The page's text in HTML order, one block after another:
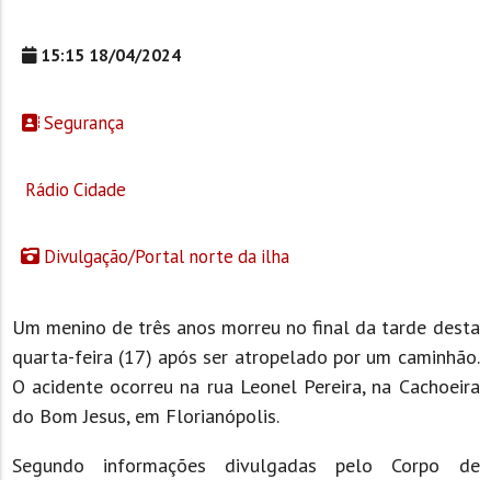
15:15 18/04/2024
Segurança
Rádio Cidade
Divulgação/Portal norte da ilha
Um menino de três anos morreu no final da tarde desta
quarta-feira (17) após ser atropelado por um caminhão.
O acidente ocorreu na rua Leonel Pereira, na Cachoeira
do Bom Jesus, em Florianópolis.
Segundo informações divulgadas pelo Corpo de